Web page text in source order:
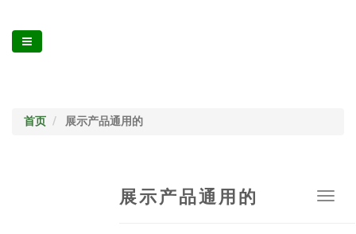
首页 展示产品通用的
展示产品通用的